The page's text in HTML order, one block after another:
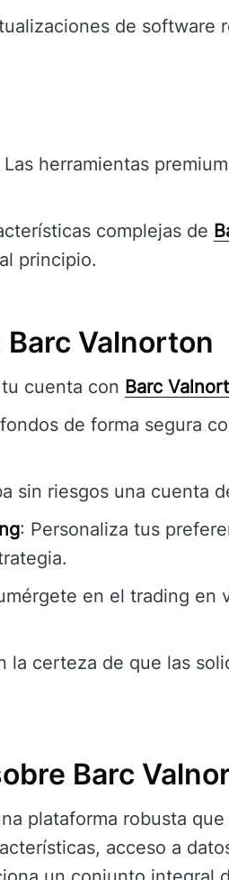
de software
Las herramientas
complejas de
principio.
Valnorton
cuenta con Barc
de forma segura
sin riesgos una cuenta
: Personaliza tus
en el trading en
la certeza de que las
Barc
plataforma robusta
acceso a